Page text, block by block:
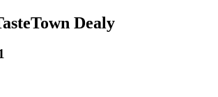
Dealy